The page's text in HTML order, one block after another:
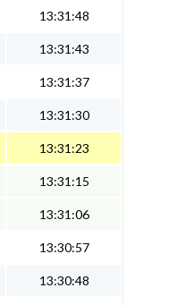
13:31:48
13:31:43
13:31:37
13:31:30
13:31:23
13:31:15
13:31:06
13:30:57
13:30:48